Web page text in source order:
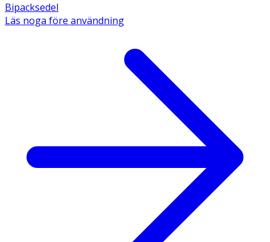
Bipacksedel
Läs noga före användning